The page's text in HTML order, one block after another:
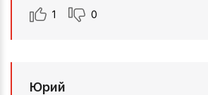
1 0
Юрий